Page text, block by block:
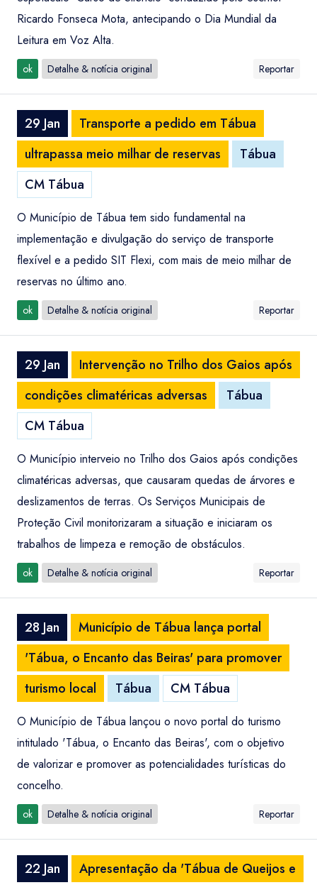
Ricardo Fonseca Mota, antecipando o Dia Mundial da
Leitura em Voz Alta.
ok Detalhe & notícia original Reportar
29 Jan
Transporte a pedido em Tábua
ultrapassa meio milhar de reservas
Tábua
CM Tábua
O Município de Tábua tem sido fundamental na
implementação e divulgação do serviço de transporte
flexível e a pedido SIT Flexi, com mais de meio milhar de
reservas no último ano.
ok Detalhe & notícia original Reportar
29 Jan
Intervenção no Trilho dos Gaios após
condições climatéricas adversas
Tábua
CM Tábua
O Município interveio no Trilho dos Gaios após condições
climatéricas adversas, que causaram quedas de árvores e
deslizamentos de terras. Os Serviços Municipais de
Proteção Civil monitorizaram a situação e iniciaram os
trabalhos de limpeza e remoção de obstáculos.
ok Detalhe & notícia original Reportar
28 Jan
Município de Tábua lança portal
'Tábua, o Encanto das Beiras' para promover
turismo local
Tábua CM Tábua
O Município de Tábua lançou o novo portal do turismo
intitulado 'Tábua, o Encanto das Beiras', com o objetivo
de valorizar e promover as potencialidades turísticas do
concelho.
ok Detalhe & notícia original Reportar
22 Jan Apresentação da 'Tábua de Queijos e